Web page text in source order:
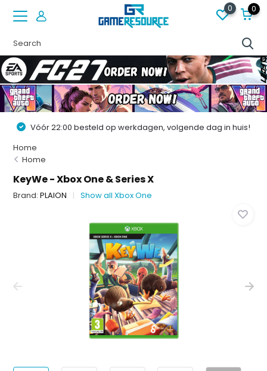
0 0
Vóór 22:00 besteld op werkdagen, volgende dag in huis!
Home
Home
KeyWe - Xbox One & Series X
Brand:PLAION Show all Xbox One